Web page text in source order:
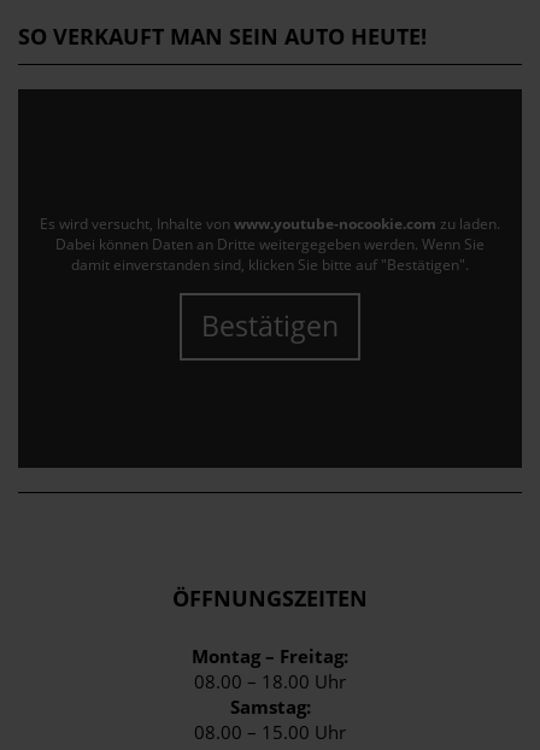
SO VERKAUFT MAN SEIN AUTO HEUTE!
Es wird versucht, Inhalte von www.youtube-nocookie.com zu laden.
Dabei können Daten an Dritte weitergegeben werden. Wenn Sie
damit einverstanden sind, klicken Sie bitte auf "Bestätigen".
Bestätigen
ÖFFNUNGSZEITEN
Montag – Freitag:
08.00 – 18.00 Uhr
Samstag:
08.00 – 15.00 Uhr